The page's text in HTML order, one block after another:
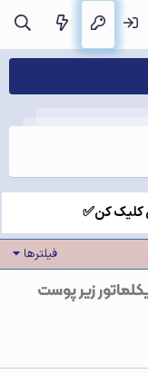
کلیک کن✅
فیلترها
زیر پوست